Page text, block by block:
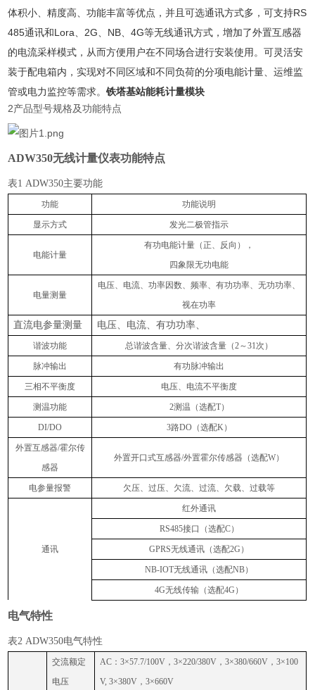
体积小、精度高、功能丰富等优点，并且可选通讯方式多，可支持RS
485通讯和Lora、2G、NB、4G等无线通讯方式，增加了外置互感器
的电流采样模式，从而方便用户在不同场合进行安装使用。可灵活安
装于配电箱内，实现对不同区域和不同负荷的分项电能计量、运维监
管或电力监控等需求。铁塔基站能耗计量模块
2产品型号规格及功能特点
ADW350无线计量仪表功能特点
表1 ADW350主要功能
功能 功能说明
显示方式 发光二极管指示
电能计量
有功电能计量（正、反向），
四象限无功电能
电量测量
电压、电流、功率因数、频率、有功功率、无功功率、
视在功率
直流电参量测量 电压、电流、有功功率、
谐波功能 总谐波含量、分次谐波含量（2～31次）
脉冲输出 有功脉冲输出
三相不平衡度 电压、电流不平衡度
测温功能 2测温（选配T）
DI/DO 3路DO（选配K）
外置互感器/霍尔传
感器
外置开口式互感器/外置霍尔传感器（选配W）
电参量报警 欠压、过压、欠流、过流、欠载、过载等
通讯
红外通讯
RS485接口（选配C）
GPRS无线通讯（选配2G）
NB-IOT无线通讯（选配NB）
4G无线传输（选配4G）
电气特性
表2 ADW350电气特性
交流额定
电压
AC：3×57.7/100V，3×220/380V，3×380/660V，3×100
V, 3×380V，3×660V